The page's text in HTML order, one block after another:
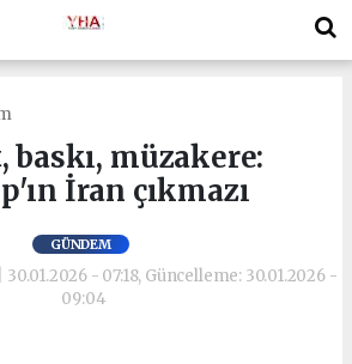
baskı, müzakere:
İran çıkmazı
GÜNDEM
- 07:18, Güncelleme: 30.01.2026 -
09:04